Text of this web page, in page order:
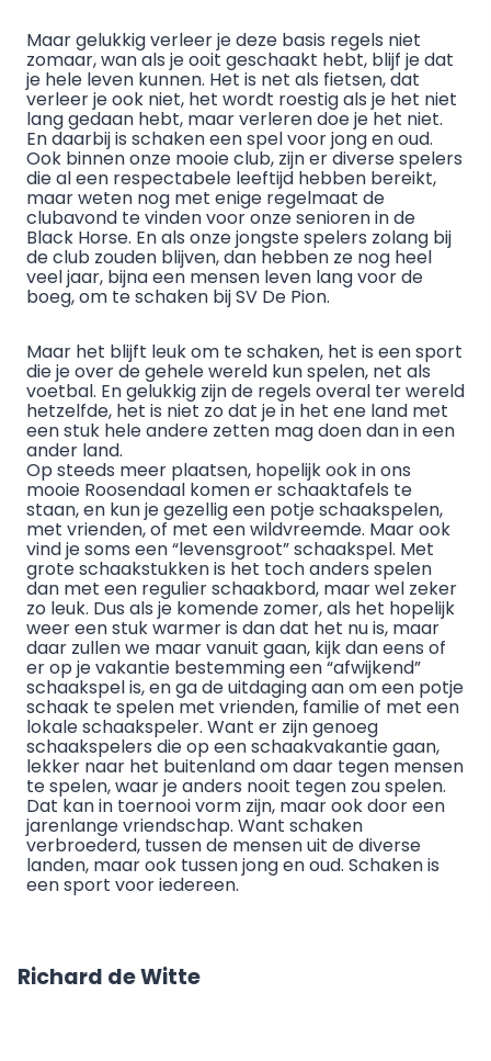
Maar gelukkig verleer je deze basis regels niet
zomaar, wan als je ooit geschaakt hebt, blijf je dat
je hele leven kunnen. Het is net als fietsen, dat
verleer je ook niet, het wordt roestig als je het niet
lang gedaan hebt, maar verleren doe je het niet.
En daarbij is schaken een spel voor jong en oud.
Ook binnen onze mooie club, zijn er diverse spelers
die al een respectabele leeftijd hebben bereikt,
maar weten nog met enige regelmaat de
clubavond te vinden voor onze senioren in de
Black Horse. En als onze jongste spelers zolang bij
de club zouden blijven, dan hebben ze nog heel
veel jaar, bijna een mensen leven lang voor de
boeg, om te schaken bij SV De Pion.
Maar het blijft leuk om te schaken, het is een sport
die je over de gehele wereld kun spelen, net als
voetbal. En gelukkig zijn de regels overal ter wereld
hetzelfde, het is niet zo dat je in het ene land met
een stuk hele andere zetten mag doen dan in een
ander land.
Op steeds meer plaatsen, hopelijk ook in ons
mooie Roosendaal komen er schaaktafels te
staan, en kun je gezellig een potje schaakspelen,
met vrienden, of met een wildvreemde. Maar ook
vind je soms een “levensgroot” schaakspel. Met
grote schaakstukken is het toch anders spelen
dan met een regulier schaakbord, maar wel zeker
zo leuk. Dus als je komende zomer, als het hopelijk
weer een stuk warmer is dan dat het nu is, maar
daar zullen we maar vanuit gaan, kijk dan eens of
er op je vakantie bestemming een “afwijkend”
schaakspel is, en ga de uitdaging aan om een potje
schaak te spelen met vrienden, familie of met een
lokale schaakspeler. Want er zijn genoeg
schaakspelers die op een schaakvakantie gaan,
lekker naar het buitenland om daar tegen mensen
te spelen, waar je anders nooit tegen zou spelen.
Dat kan in toernooi vorm zijn, maar ook door een
jarenlange vriendschap. Want schaken
verbroederd, tussen de mensen uit de diverse
landen, maar ook tussen jong en oud. Schaken is
een sport voor iedereen.
Richard de Witte